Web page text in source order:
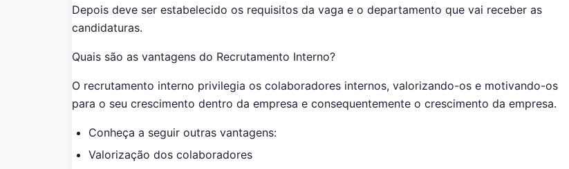
Depois deve ser estabelecido os requisitos da vaga e o departamento que vai receber as
candidaturas.
Quais são as vantagens do Recrutamento Interno?
O recrutamento interno privilegia os colaboradores internos, valorizando-os e motivando-os
para o seu crescimento dentro da empresa e consequentemente o crescimento da empresa.
Conheça a seguir outras vantagens:
Valorização dos colaboradores